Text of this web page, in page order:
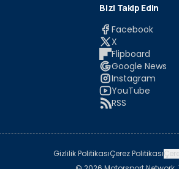
Bizi Takip Edin
Facebook
X
Flipboard
Google News
Instagram
YouTube
RSS
Gizlilik PolitikasıÇerez Politikası